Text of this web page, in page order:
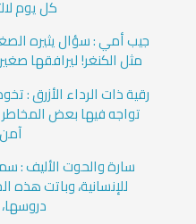
كل يوم
جيب أمي : سؤال يثيره
مثل الكنغر! ليرافقها
رقية ذات الرداء الأزرق :
تواجه فيها بعض
سارة والحوت الأليف :
للإنسانية، وباتت هذه